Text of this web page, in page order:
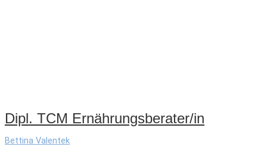
Dipl. TCM Ernährungsberater/in
Bettina Valentek